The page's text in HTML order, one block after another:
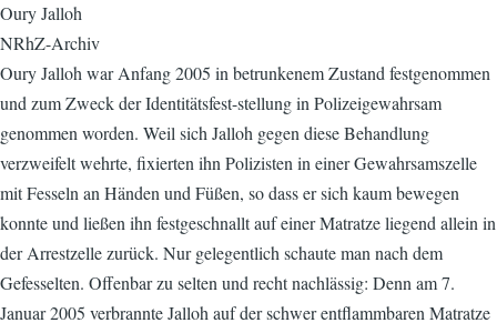
Oury Jalloh
NRhZ-Archiv
Oury Jalloh war Anfang 2005 in betrunkenem Zustand festgenommen
und zum Zweck der Identitätsfest-stellung in Polizeigewahrsam
genommen worden. Weil sich Jalloh gegen diese Behandlung
verzweifelt wehrte, fixierten ihn Polizisten in einer Gewahrsamszelle
mit Fesseln an Händen und Füßen, so dass er sich kaum bewegen
konnte und ließen ihn festgeschnallt auf einer Matratze liegend allein in
der Arrestzelle zurück. Nur gelegentlich schaute man nach dem
Gefesselten. Offenbar zu selten und recht nachlässig: Denn am 7.
Januar 2005 verbrannte Jalloh auf der schwer entflammbaren Matratze